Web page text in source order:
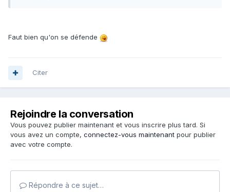
Faut bien qu'on se défende
Citer
Rejoindre la conversation
Vous pouvez publier maintenant et vous inscrire plus tard. Si
vous avez un compte, connectez-vous maintenant pour publier
avec votre compte.
Répondre à ce sujet…